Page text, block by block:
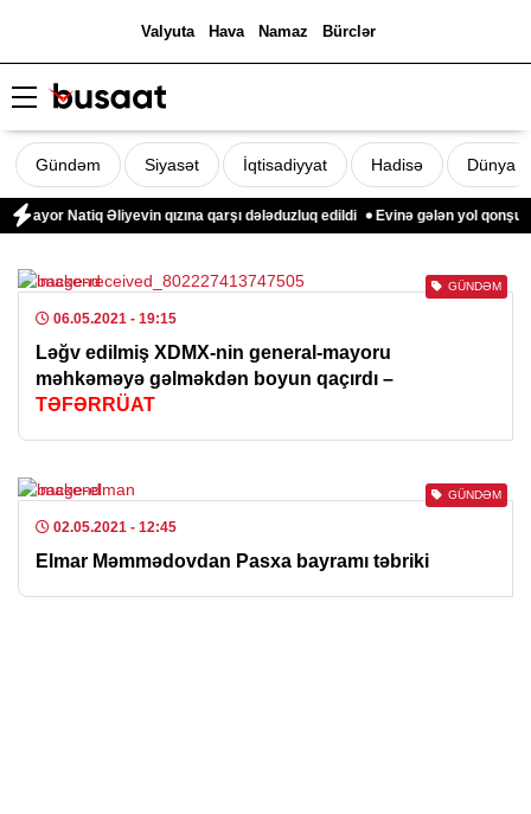
Valyuta Hava Namaz Bürclər
Gündəm Siyasət İqtisadiyyat Hadisə Dünya
Natiq Əliyevin qızına qarşı dələduzluq edildi Evinə gələn yol qonşusu
GÜNDƏM
06.05.2021 - 19:15
Ləğv edilmiş XDMX-nin general-mayoru
məhkəməyə gəlməkdən boyun qaçırdı –
TƏFƏRRÜAT
GÜNDƏM
02.05.2021 - 12:45
Elmar Məmmədovdan Pasxa bayramı təbriki